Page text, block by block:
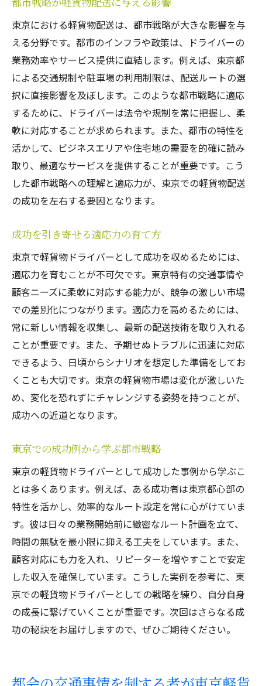
成功するための創造的な問題解決法
新たな機会を生むための柔軟な思考法
経験の共有が生む新たな解決策
成功するための顧客コミュニケーション術東京
軽貨物版
顧客ニーズを的確に捉えるコミュニケーシ
ョン術
信頼を築くための顧客対応の基本
顧客満足を高めるための関係構築法
コミュニケーションが成功に与える影響
トラブルを未然に防ぐための交渉術
略
成功を導くための計画的な戦略作り
競争優位を確立するための市場分析
成功事例から学ぶ実践的アプローチ
持続可能な成長を可能にする戦略
顧客満足を向上させるサービス改善
未来を見据えた長期的ビジョンの構築
東京における軽貨物配送は、都市戦略が大きな影響を与
える分野です。都市のインフラや政策は、ドライバーの
業務効率やサービス提供に直結します。例えば、東京都
による交通規制や駐車場の利用制限は、配送ルートの選
択に直接影響を及ぼします。このような都市戦略に適応
するために、ドライバーは法令や規制を常に把握し、柔
軟に対応することが求められます。また、都市の特性を
活かして、ビジネスエリアや住宅地の需要を的確に読み
取り、最適なサービスを提供することが重要です。こう
した都市戦略への理解と適応力が、東京での軽貨物配送
の成功を左右する要因となります。
成功を引き寄せる適応力の育て方
東京で軽貨物ドライバーとして成功を収めるためには、
適応力を育むことが不可欠です。東京特有の交通事情や
顧客ニーズに柔軟に対応する能力が、競争の激しい市場
での差別化につながります。適応力を高めるためには、
常に新しい情報を収集し、最新の配送技術を取り入れる
ことが重要です。また、予期せぬトラブルに迅速に対応
できるよう、日頃からシナリオを想定した準備をしてお
くことも大切です。東京の軽貨物市場は変化が激しいた
め、変化を恐れずにチャレンジする姿勢を持つことが、
成功への近道となります。
東京での成功例から学ぶ都市戦略
東京の軽貨物ドライバーとして成功した事例から学ぶこ
とは多くあります。例えば、ある成功者は東京都心部の
特性を活かし、効率的なルート設定を常に心がけていま
す。彼は日々の業務開始前に緻密なルート計画を立て、
時間の無駄を最小限に抑える工夫をしています。また、
顧客対応にも力を入れ、リピーターを増やすことで安定
した収入を確保しています。こうした実例を参考に、東
京での軽貨物ドライバーとしての戦略を練り、自分自身
の成長に繋げていくことが重要です。次回はさらなる成
功の秘訣をお届けしますので、ぜひご期待ください。